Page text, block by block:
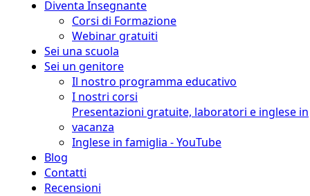
Diventa Insegnante
Corsi di Formazione
Webinar gratuiti
Sei una scuola
Sei un genitore
Il nostro programma educativo
I nostri corsi
Presentazioni gratuite, laboratori e inglese in
vacanza
Inglese in famiglia - YouTube
Blog
Contatti
Recensioni